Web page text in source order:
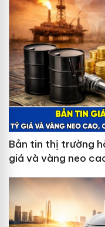
Bản tin thị trường
giá và vàng neo